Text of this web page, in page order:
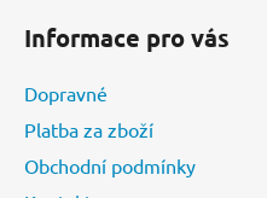
Informace pro vás
Dopravné
Platba za zboží
Obchodní podmínky